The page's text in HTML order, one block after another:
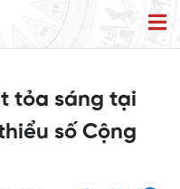
tỏa sáng tại
số Cộng